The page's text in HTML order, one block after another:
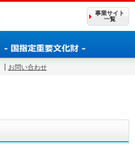
事業サイト
一覧
お問い合わせ